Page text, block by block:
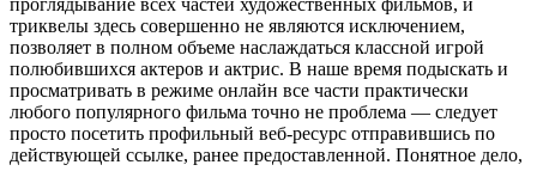
триквелы здесь совершенно не являются исключением,
позволяет в полном объеме наслаждаться классной игрой
полюбившихся актеров и актрис. В наше время подыскать и
просматривать в режиме онлайн все части практически
любого популярного фильма точно не проблема — следует
просто посетить профильный веб-ресурс отправившись по
действующей ссылке, ранее предоставленной. Понятное дело,